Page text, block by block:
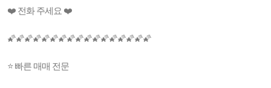
❤️ 전화 주세요 ❤️
🌠🌠🌠🌠🌠🌠🌠🌠🌠🌠🌠🌠🌠🌠🌠🌠🌠
⭐ 빠른 매매 전문